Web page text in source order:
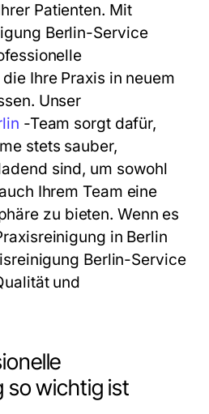
Patienten. Mit
Berlin-Service
Ihre Praxis in neuem
Unser
-Team sorgt dafür,
stets sauber,
sind, um sowohl
Ihrem Team eine
zu bieten. Wenn es
in Berlin
Berlin-Service
und
so wichtig ist